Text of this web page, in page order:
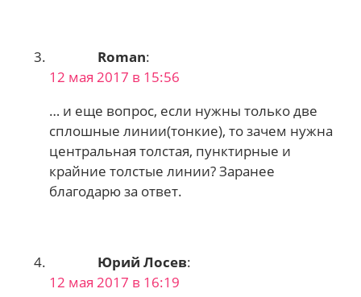
Roman:
12 мая 2017 в 15:56
… и еще вопрос, если нужны только две
сплошные линии(тонкие), то зачем нужна
центральная толстая, пунктирные и
крайние толстые линии? Заранее
благодарю за ответ.
Юрий Лосев:
12 мая 2017 в 16:19